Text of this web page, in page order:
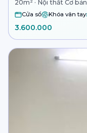
20m² · Nội thất Cơ bản
Cửa sổ Khóa vân tay
3.600.000